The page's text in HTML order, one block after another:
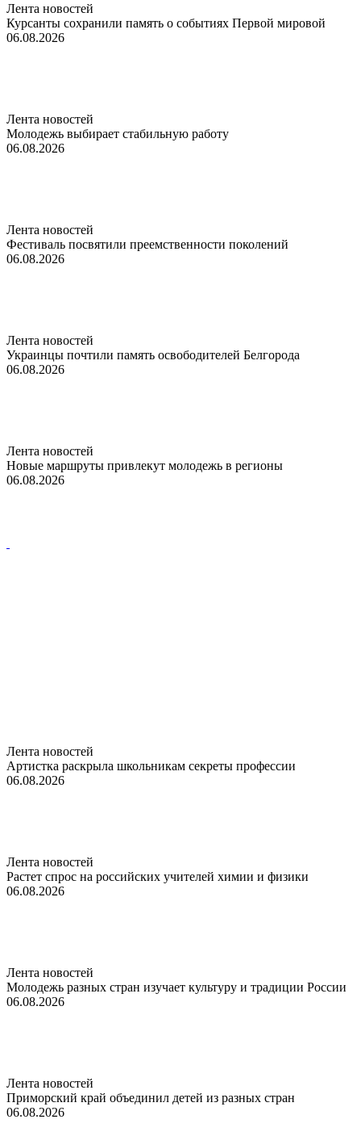
Лента новостей
Курсанты сохранили память о событиях Первой мировой
06.08.2026
Лента новостей
Молодежь выбирает стабильную работу
06.08.2026
Лента новостей
Фестиваль посвятили преемственности поколений
06.08.2026
Лента новостей
Украинцы почтили память освободителей Белгорода
06.08.2026
Лента новостей
Новые маршруты привлекут молодежь в регионы
06.08.2026
Лента новостей
Артистка раскрыла школьникам секреты профессии
06.08.2026
Лента новостей
Растет спрос на российских учителей химии и физики
06.08.2026
Лента новостей
Молодежь разных стран изучает культуру и традиции России
06.08.2026
Лента новостей
Приморский край объединил детей из разных стран
06.08.2026